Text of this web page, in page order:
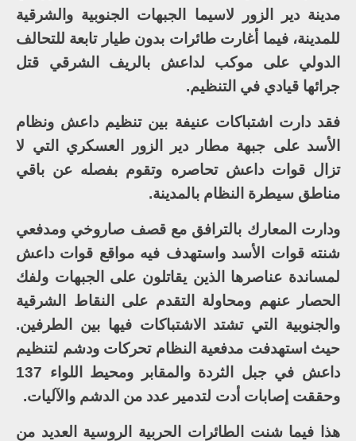
مدينة دير الزور لاسيما الجبهات الجنوبية والشرقية
للمدينة، فيما أغارت طائرات بدون طيار تابعة للتحالف
الدولي على موكب لداعش بالريف الشرقي قتل
جرائها قيادي في التنظيم.
فقد دارت اشتباكات عنيفة بين تنظيم داعش ونظام
الأسد على جبهة مطار دير الزور العسكري التي لا
تزال قوات داعش تحاصره وتقوم بفصله عن باقي
مناطق سيطرة النظام بالمدينة.
ودارت المعارك بالترافق مع قصف صاروخي ومدفعي
شنته قوات الأسد واستهدف فيه مواقع قوات داعش
لمساندة عناصرها الذين يقاتلون على الجبهات ولفك
الحصار عنهم ومحاولة التقدم على النقاط الشرقية
والجنوبية التي تشتد الاشتباكات فيها بين الطرفين.
حيث استهدفت مدفعية النظام تحركات ودشم لتنظيم
داعش في جبل الثردة والمقابر ومحيط اللواء 137
وحققت إصابات أدت لتدمير عدد من الدشم والآليات.
هذا فيما شنت الطائرات الحربية الروسية العديد من